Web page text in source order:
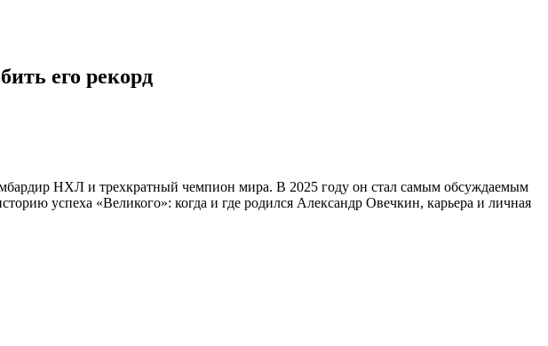
его рекорд
НХЛ и трехкратный чемпион мира. В 2025 году он стал самым обсуждаемым
успеха «Великого»: когда и где родился Александр Овечкин, карьера и личная